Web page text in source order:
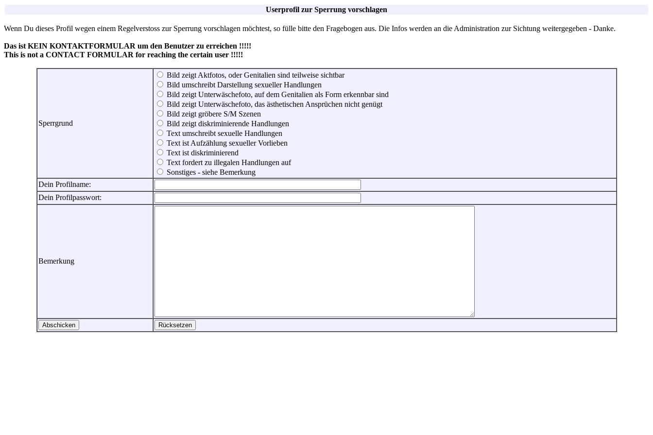
Userprofil zur Sperrung vorschlagen
Wenn Du dieses Profil wegen einem Regelverstoss zur Sperrung vorschlagen möchtest, so fülle bitte den Fragebogen aus. Die Infos werden an die Administration zur Sichtung weitergegeben - Danke.
Das ist KEIN KONTAKTFORMULAR um den Benutzer zu erreichen !!!!!
This is not a CONTACT FORMULAR for reaching the certain user !!!!!
Sperrgrund
Bild zeigt Aktfotos, oder Genitalien sind teilweise sichtbar
Bild umschreibt Darstellung sexueller Handlungen
Bild zeigt Unterwäschefoto, auf dem Genitalien als Form erkennbar sind
Bild zeigt Unterwäschefoto, das ästhetischen Ansprüchen nicht genügt
Bild zeigt gröbere S/M Szenen
Bild zeigt diskriminierende Handlungen
Text umschreibt sexuelle Handlungen
Text ist Aufzählung sexueller Vorlieben
Text ist diskriminierend
Text fordert zu illegalen Handlungen auf
Sonstiges - siehe Bemerkung
Dein Profilname:
Dein Profilpasswort:
Bemerkung